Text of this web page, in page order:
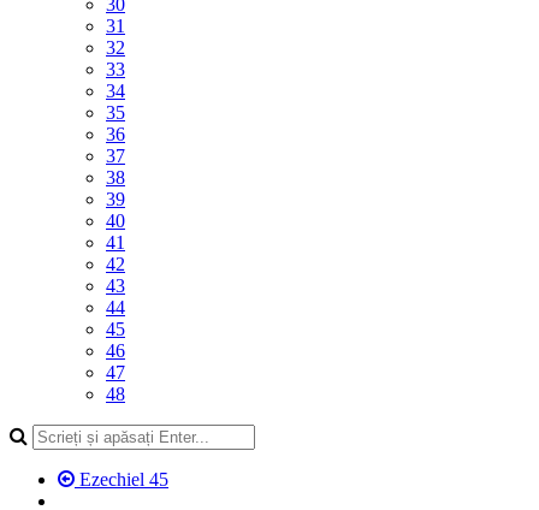
31
32
33
34
35
36
37
38
39
40
41
42
43
44
45
46
47
48
Ezechiel 45